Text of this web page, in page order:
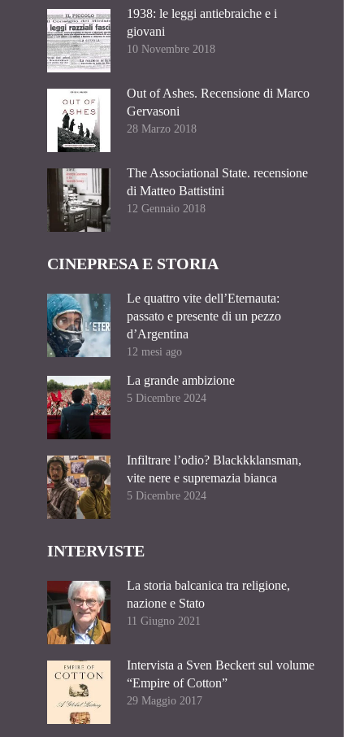
1938: le leggi antiebraiche e i
giovani
10 Novembre 2018
Out of Ashes. Recensione di Marco
Gervasoni
28 Marzo 2018
The Associational State. recensione
di Matteo Battistini
12 Gennaio 2018
CINEPRESA E STORIA
Le quattro vite dell’Eternauta:
passato e presente di un pezzo
d’Argentina
12 mesi ago
La grande ambizione
5 Dicembre 2024
Infiltrare l’odio? Blackkklansman,
vite nere e supremazia bianca
5 Dicembre 2024
INTERVISTE
La storia balcanica tra religione,
nazione e Stato
11 Giugno 2021
Intervista a Sven Beckert sul volume
“Empire of Cotton”
29 Maggio 2017